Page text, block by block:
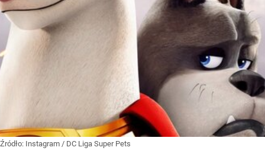
Źródło: Instagram / DC Liga Super Pets